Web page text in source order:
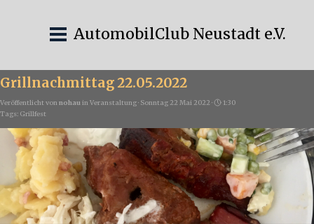
AutomobilClub Neustadt e.V.
Grillnachmittag 22.05.2022
Veröffentlicht von nohauin Veranstaltung· Sonntag 22 Mai 2022 ·
1:30
Tags: Grillfest